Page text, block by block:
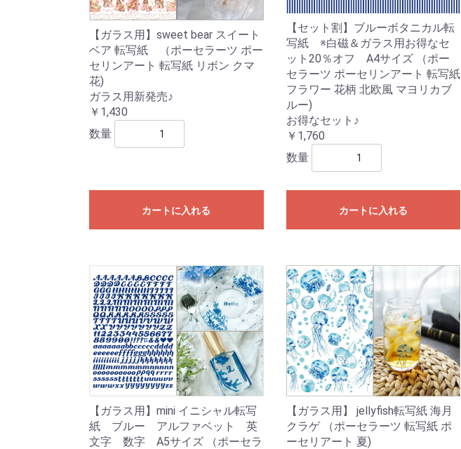
【ガラス用】sweet bear スイート
ベア 転写紙 （ポーセラーツ ポー
セリンアート 転写紙 リボン クマ
花)
ガラス用新発売♪
￥1,430
数量
カートに入れる
【セット割】ブルーボタニカル転
写紙 ※白磁＆ガラス用お得なセ
ット20％オフ A4サイズ （ポー
セラーツ ポーセリンアート 転写紙
フラワー 花柄 北欧風 マヨリカブ
ルー)
お得なセット♪
￥1,760
数量
カートに入れる
【ガラス用】mini イニシャル転写
紙 ブルー アルファベット 英
文字 数字 A5サイズ （ポーセラ
【ガラス用】 jellyfish転写紙 海月
クラゲ （ポーセラーツ 転写紙 ポ
ーセリアート 夏)